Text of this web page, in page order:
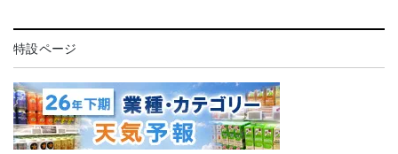
特設ページ